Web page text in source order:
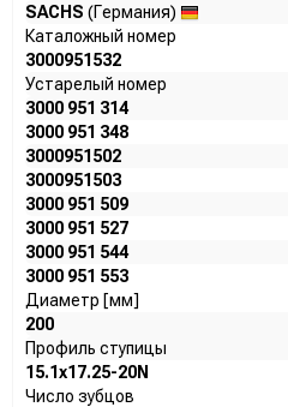
SACHS (Германия)
Каталожный номер
3000951532
Устарелый номер
3000 951 314
3000 951 348
3000951502
3000951503
3000 951 509
3000 951 527
3000 951 544
3000 951 553
Диаметр [мм]
200
Профиль ступицы
15.1x17.25-20N
Число зубцов